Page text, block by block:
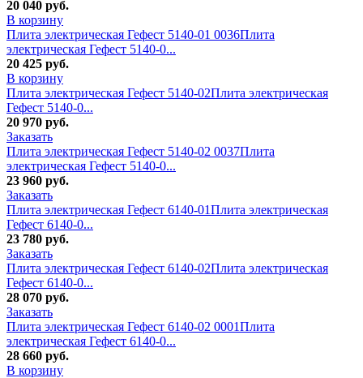
20 040 руб.
В корзину
Плита электрическая Гефест 5140-01 0036Плита
электрическая Гефест 5140-0...
20 425 руб.
В корзину
Плита электрическая Гефест 5140-02Плита электрическая
Гефест 5140-0...
20 970 руб.
Заказать
Плита электрическая Гефест 5140-02 0037Плита
электрическая Гефест 5140-0...
23 960 руб.
Заказать
Плита электрическая Гефест 6140-01Плита электрическая
Гефест 6140-0...
23 780 руб.
Заказать
Плита электрическая Гефест 6140-02Плита электрическая
Гефест 6140-0...
28 070 руб.
Заказать
Плита электрическая Гефест 6140-02 0001Плита
электрическая Гефест 6140-0...
28 660 руб.
В корзину